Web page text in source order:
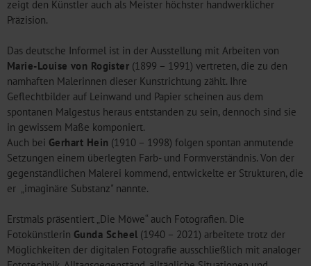
zeigt den Künstler auch als Meister höchster handwerklicher
Präzision.
Das deutsche Informel ist in der Ausstellung mit Arbeiten von
Marie-Louise von Rogister (1899 – 1991) vertreten, die zu den
namhaften Malerinnen dieser Kunstrichtung zählt. Ihre
Geflechtbilder auf Leinwand und Papier scheinen aus dem
spontanen Malgestus heraus entstanden zu sein, dennoch sind sie
in gewissem Maße komponiert.
Auch bei Gerhart Hein (1910 – 1998) folgen spontan anmutende
Setzungen einem überlegten Farb- und Formverständnis. Von der
gegenständlichen Malerei kommend, entwickelte er Strukturen, die
er „imaginäre Substanz" nannte.
Erstmals präsentiert „Die Möwe“ auch Fotografien. Die
Fotokünstlerin Gunda Scheel (1940 – 2021) arbeitete trotz der
Möglichkeiten der digitalen Fotografie ausschließlich mit analoger